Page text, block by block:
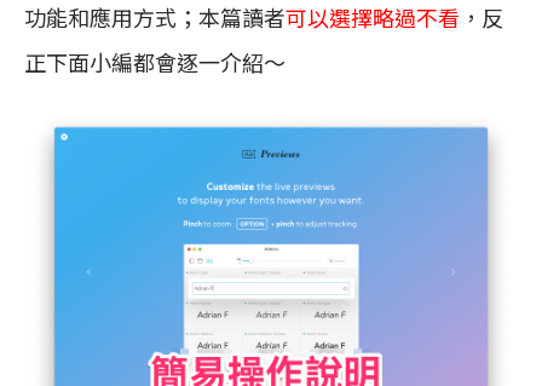
功能和應用方式；本篇讀者可以選擇略過不看 ，反
正下面小編都會逐一介紹～